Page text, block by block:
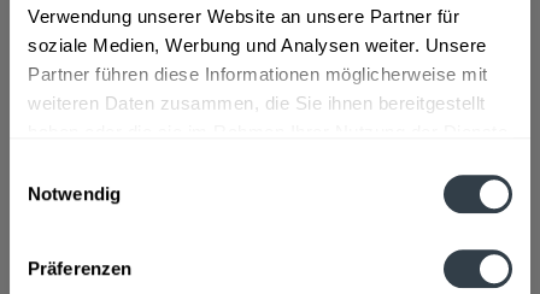
Verwendung unserer Website an unsere Partner für
soziale Medien, Werbung und Analysen weiter. Unsere
Partner führen diese Informationen möglicherweise mit
weiteren Daten zusammen, die Sie ihnen bereitgestellt
Notwendig
Präferenzen
In den Warenkorb
Artikel-Nr.:
35188
Verfügbar in:
mehr
Flaschengröße: